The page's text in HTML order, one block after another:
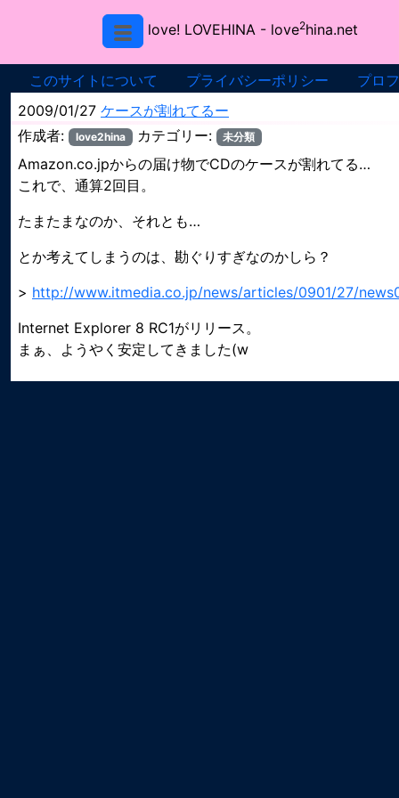
love! LOVEHINA - love2hina.net
このサイトについて プライバシーポリシー
プロ
2009/01/27 ケースが割れてるー
作成者:
love2hina カテゴリー: 未分類
Amazon.co.jpからの届け物でCDのケースが割れてる…
これで、通算2回目。
たまたまなのか、それとも…
とか考えてしまうのは、勘ぐりすぎなのかしら？
> http://www.itmedia.co.jp/news/articles/0901/27/
Internet Explorer 8 RC1がリリース。
まぁ、ようやく安定してきました(w